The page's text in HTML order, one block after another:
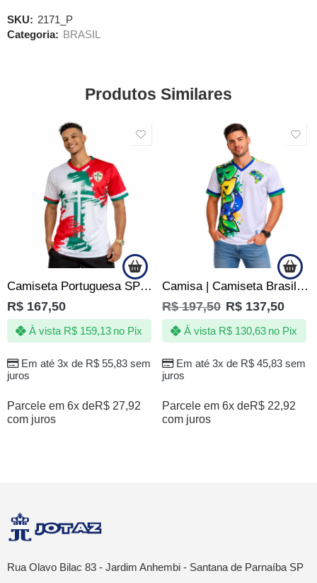
SKU: 2171_P
Categoria: BRASIL
Produtos Similares
Camiseta Portuguesa SP Tricampeã Paulista 35|36|73 – Escudo emborrachado
R$ 167,50
Em até 3x de R$55,83sem
juros
À vista R$159,13 no Pix
Parcele em 6x deR$ 27,92
com juros
Camisa | Camiseta Brasil Seleção de Quebrada Brasileira Branca
R$197,50 R$ 137,50
Em até 3x de R$45,83sem
juros
À vista R$130,63 no Pix
Parcele em 6x deR$ 22,92
com juros
Rua Olavo Bilac 83 - Jardim Anhembi - Santana de Parnaíba SP